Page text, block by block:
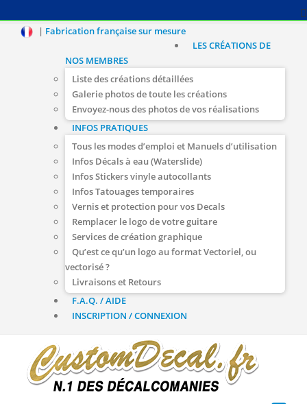
| Fabrication française sur mesure
LES CRÉATIONS DE
NOS MEMBRES
Liste des créations détaillées
Galerie photos de toute les créations
Envoyez-nous des photos de vos réalisations
INFOS PRATIQUES
Tous les modes d’emploi et Manuels d’utilisation
Infos Décals à eau (Waterslide)
Infos Stickers vinyle autocollants
Infos Tatouages temporaires
Vernis et protection pour vos Decals
Remplacer le logo de votre guitare
Services de création graphique
Qu’est ce qu’un logo au format Vectoriel, ou
vectorisé ?
Livraisons et Retours
F.A.Q. / AIDE
INSCRIPTION / CONNEXION